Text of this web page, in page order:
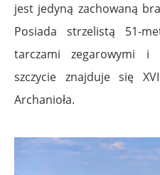
jest jedyną zachowaną
Posiada strzelistą 51-
tarczami zegarowymi i
szczycie znajduje się
Archanioła.